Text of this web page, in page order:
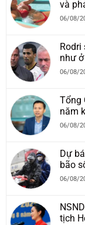
và
06/08/
như
06/08/
Tổng
năm
06/08/
Dự
bão
06/08/
tịch